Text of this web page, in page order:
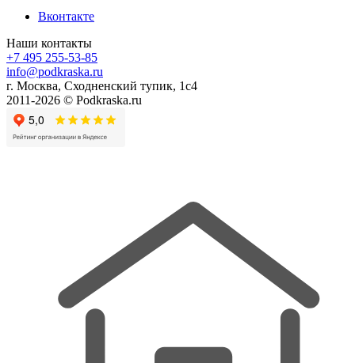
Вконтакте
Наши контакты
+7 495 255-53-85
info@podkraska.ru
г. Москва, Сходненский тупик, 1с4
2011-2026 © Podkraska.ru